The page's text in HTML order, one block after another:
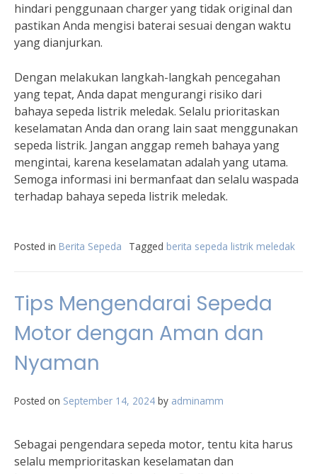
hindari penggunaan charger yang tidak original dan
pastikan Anda mengisi baterai sesuai dengan waktu
yang dianjurkan.
Dengan melakukan langkah-langkah pencegahan
yang tepat, Anda dapat mengurangi risiko dari
bahaya sepeda listrik meledak. Selalu prioritaskan
keselamatan Anda dan orang lain saat menggunakan
sepeda listrik. Jangan anggap remeh bahaya yang
mengintai, karena keselamatan adalah yang utama.
Semoga informasi ini bermanfaat dan selalu waspada
terhadap bahaya sepeda listrik meledak.
Posted in Berita Sepeda Tagged berita sepeda listrik meledak
Tips Mengendarai Sepeda
Motor dengan Aman dan
Nyaman
Posted on September 14, 2024 by adminamm
Sebagai pengendara sepeda motor, tentu kita harus
selalu memprioritaskan keselamatan dan